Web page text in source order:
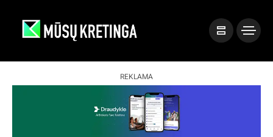
REKLAMA